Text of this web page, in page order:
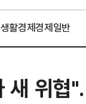
생활경제경제일반
새 위